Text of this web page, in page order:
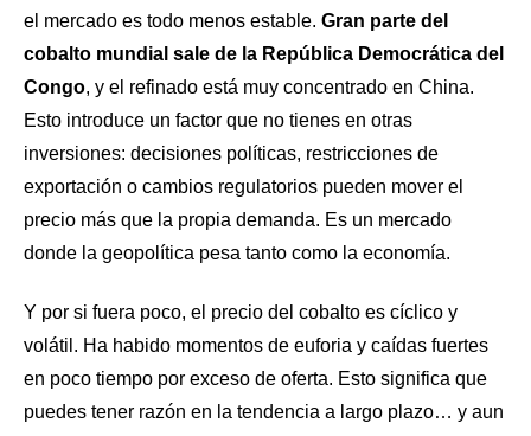
el mercado es todo menos estable. Gran parte del
cobalto mundial sale de la República Democrática del
Congo, y el refinado está muy concentrado en China.
Esto introduce un factor que no tienes en otras
inversiones: decisiones políticas, restricciones de
exportación o cambios regulatorios pueden mover el
precio más que la propia demanda. Es un mercado
donde la geopolítica pesa tanto como la economía.
Y por si fuera poco, el precio del cobalto es cíclico y
volátil. Ha habido momentos de euforia y caídas fuertes
en poco tiempo por exceso de oferta. Esto significa que
puedes tener razón en la tendencia a largo plazo… y aun